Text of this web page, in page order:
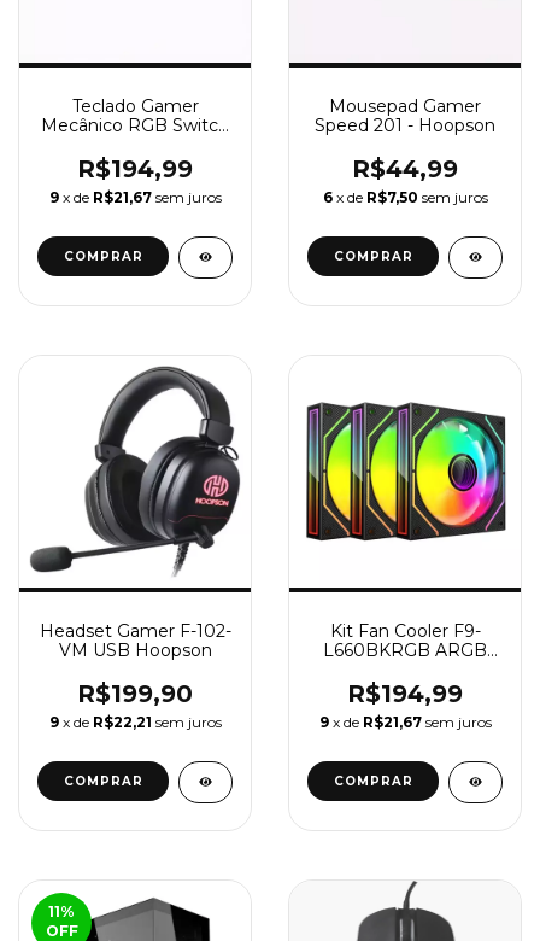
Teclado Gamer
Mecânico RGB Switch
Hoopson
R$194,99
9 x de R$21,67 sem juros
Mousepad Gamer
Speed 201 - Hoopson
R$44,99
6 x de R$7,50 sem juros
Headset Gamer F-102-
VM USB Hoopson
R$199,90
9 x de R$22,21 sem juros
Kit Fan Cooler F9-
L660BKRGB ARGB
R$194,99
9 x de R$21,67 sem juros
11%
OFF